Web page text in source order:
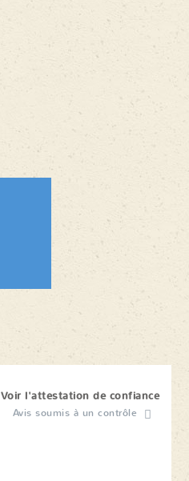
Voir l'attestation de confiance
Avis soumis à un contrôle